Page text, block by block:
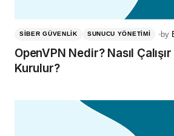
SIBER GÜVENLIK SUNUCU YÖNETIMI by
OpenVPN Nedir? Nasıl
Kurulur?